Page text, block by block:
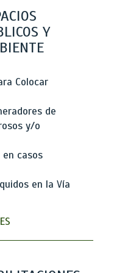
Y
Colocar
de
y/o
casos
en la Vía